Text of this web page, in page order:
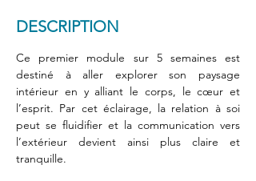
DESCRIPTION
Ce premier module sur 5 semaines est
destiné à aller explorer son paysage
intérieur en y alliant le corps, le cœur et
l’esprit. Par cet éclairage, la relation à soi
peut se fluidifier et la communication vers
l’extérieur devient ainsi plus claire et
tranquille.